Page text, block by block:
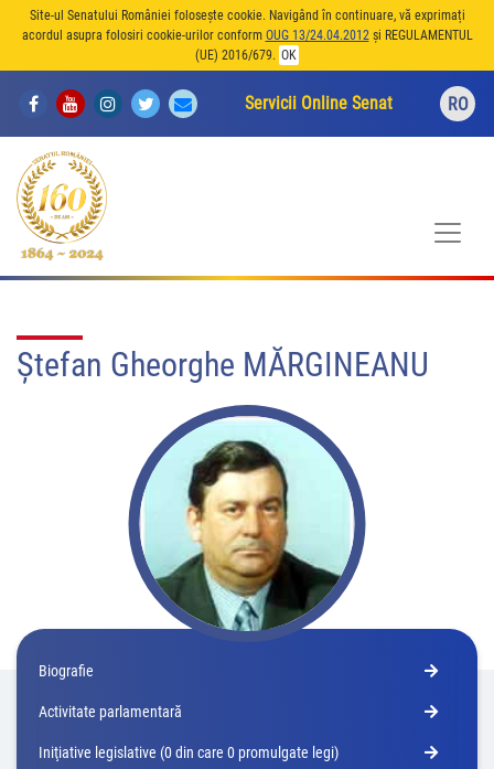
Site-ul Senatului României folosește cookie. Navigând în continuare, vă exprimați
acordul asupra folosiri cookie-urilor conform OUG 13/24.04.2012și REGULAMENTUL
(UE) 2016/679. OK
Servicii Online Senat RO
Ştefan Gheorghe MĂRGINEANU
Biografie
Activitate parlamentară
Iniţiative legislative (0 din care 0 promulgate legi)